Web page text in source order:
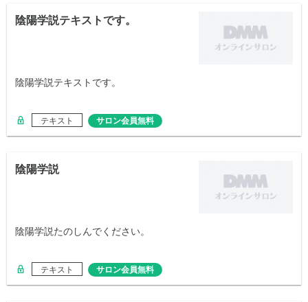
陰陽学説テキストです。
陰陽学説テキストです。
テキスト サロン会員無料
陰陽学説
陰陽学説たのしんでください。
テキスト サロン会員無料